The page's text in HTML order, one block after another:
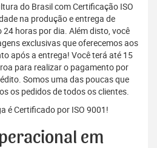
do Brasil com Certificação ISO
na produção e entrega de
horas por dia. Além disto, você
exclusivas que oferecemos aos
após a entrega! Você terá até 15
para realizar o pagamento por
Somos uma das poucas que
os pedidos de todos os clientes.
é Certificado por ISO 9001!
em